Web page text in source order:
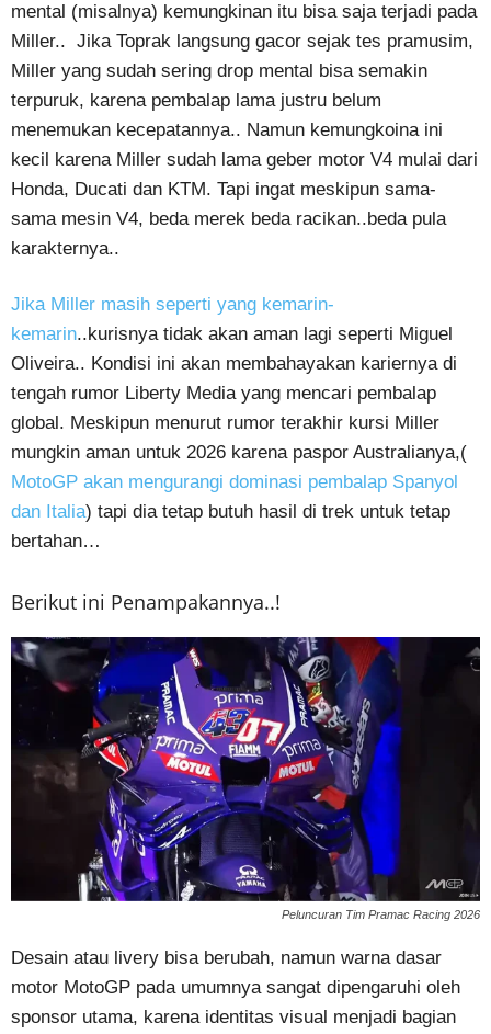
mental (misalnya) kemungkinan itu bisa saja terjadi pada
Miller.. Jika Toprak langsung gacor sejak tes pramusim,
Miller yang sudah sering drop mental bisa semakin
terpuruk, karena pembalap lama justru belum
menemukan kecepatannya.. Namun kemungkoina ini
kecil karena Miller sudah lama geber motor V4 mulai dari
Honda, Ducati dan KTM. Tapi ingat meskipun sama-
sama mesin V4, beda merek beda racikan..beda pula
karakternya..
Jika Miller masih seperti yang kemarin-
kemarin..kurisnya tidak akan aman lagi seperti Miguel
Oliveira.. Kondisi ini akan membahayakan kariernya di
tengah rumor Liberty Media yang mencari pembalap
global. Meskipun menurut rumor terakhir kursi Miller
mungkin aman untuk 2026 karena paspor Australianya,(
MotoGP akan mengurangi dominasi pembalap Spanyol
dan Italia) tapi dia tetap butuh hasil di trek untuk tetap
bertahan…
Berikut ini Penampakannya..!
Peluncuran Tim Pramac Racing 2026
Desain atau livery bisa berubah, namun warna dasar
motor MotoGP pada umumnya sangat dipengaruhi oleh
sponsor utama, karena identitas visual menjadi bagian